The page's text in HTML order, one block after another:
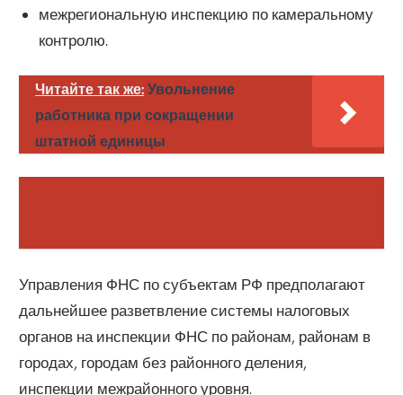
межрегиональную инспекцию по камеральному
контролю.
Читайте так же: Увольнение
работника при сокращении
штатной единицы
Управления ФНС по субъектам РФ предполагают
дальнейшее разветвление системы налоговых
органов на инспекции ФНС по районам, районам в
городах, городам без районного деления,
инспекции межрайонного уровня.